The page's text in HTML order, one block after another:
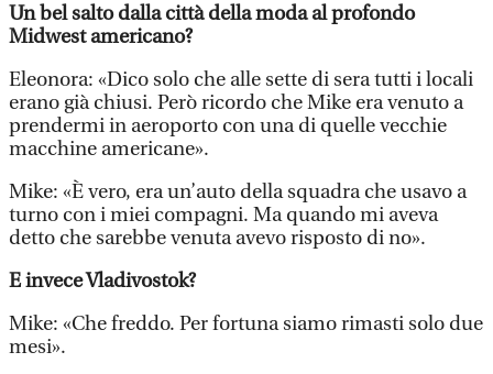
Un bel salto dalla città della moda al profondo
Midwest americano?
Eleonora: «Dico solo che alle sette di sera tutti i locali
erano già chiusi. Però ricordo che Mike era venuto a
prendermi in aeroporto con una di quelle vecchie
macchine americane».
Mike: «È vero, era un’auto della squadra che usavo a
turno con i miei compagni. Ma quando mi aveva
detto che sarebbe venuta avevo risposto di no».
E invece Vladivostok?
Mike: «Che freddo. Per fortuna siamo rimasti solo due
mesi».